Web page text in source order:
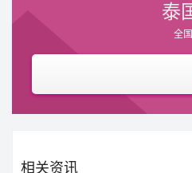
泰
全
相关资讯